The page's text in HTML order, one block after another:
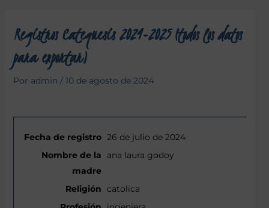
Registros Catequesis 2024-2025 (todos los datos
para exportar)
Por admin / 10 de agosto de 2024
26 de julio de 2024
ana laura godoy
catolica